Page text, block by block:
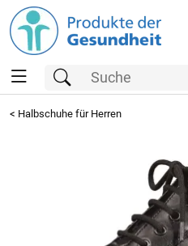
< Halbschuhe für Herren